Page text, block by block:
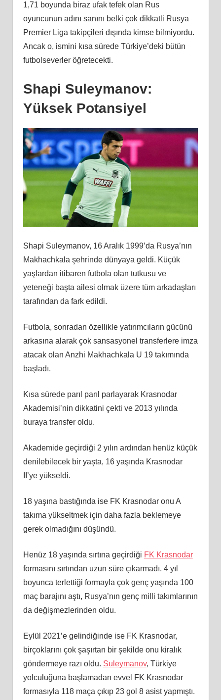
1,71 boyunda biraz ufak tefek olan Rus
oyuncunun adını sanını belki çok dikkatli Rusya
Premier Liga takipçileri dışında kimse bilmiyordu.
Ancak o, ismini kısa sürede Türkiye’deki bütün
futbolseverler öğretecekti.
Shapi Suleymanov:
Yüksek Potansiyel
Shapi Suleymanov, 16 Aralık 1999’da Rusya’nın
Makhachkala şehrinde dünyaya geldi. Küçük
yaşlardan itibaren futbola olan tutkusu ve
yeteneği başta ailesi olmak üzere tüm arkadaşları
tarafından da fark edildi.
Futbola, sonradan özellikle yatırımcıların gücünü
arkasına alarak çok sansasyonel transferlere imza
atacak olan Anzhi Makhachkala U 19 takımında
başladı.
Kısa sürede parıl parıl parlayarak Krasnodar
Akademisi’nin dikkatini çekti ve 2013 yılında
buraya transfer oldu.
Akademide geçirdiği 2 yılın ardından henüz küçük
denilebilecek bir yaşta, 16 yaşında Krasnodar
II’ye yükseldi.
18 yaşına bastığında ise FK Krasnodar onu A
takıma yükseltmek için daha fazla beklemeye
gerek olmadığını düşündü.
Henüz 18 yaşında sırtına geçirdiği FK Krasnodar
formasını sırtından uzun süre çıkarmadı. 4 yıl
boyunca terlettiği formayla çok genç yaşında 100
maç barajını aştı, Rusya’nın genç milli takımlarının
da değişmezlerinden oldu.
Eylül 2021’e gelindiğinde ise FK Krasnodar,
birçoklarını çok şaşırtan bir şekilde onu kiralık
göndermeye razı oldu. Suleymanov, Türkiye
yolculuğuna başlamadan evvel FK Krasnodar
formasıyla 118 maça çıkıp 23 gol 8 asist yapmıştı.